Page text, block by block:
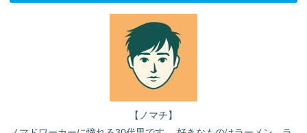
【ノマチ】